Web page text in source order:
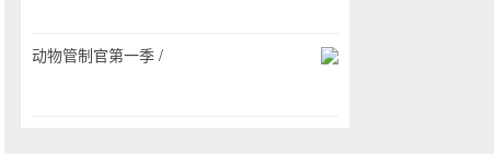
动物管制官第一季 /